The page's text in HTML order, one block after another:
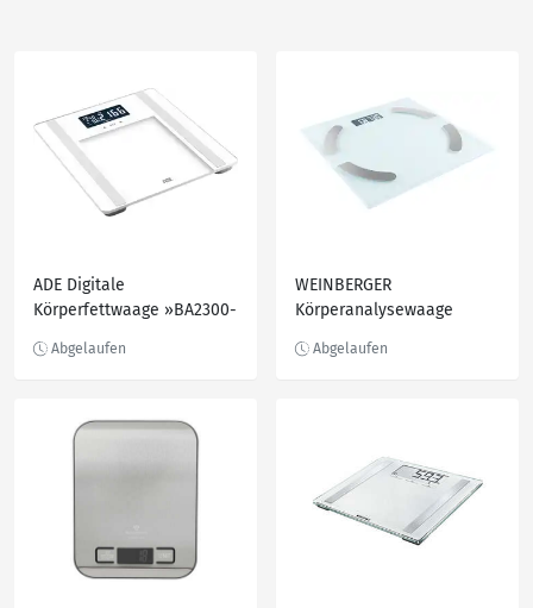
ADE Digitale
Körperfettwaage »BA2300-
WEINBERGER
Körperanalysewaage